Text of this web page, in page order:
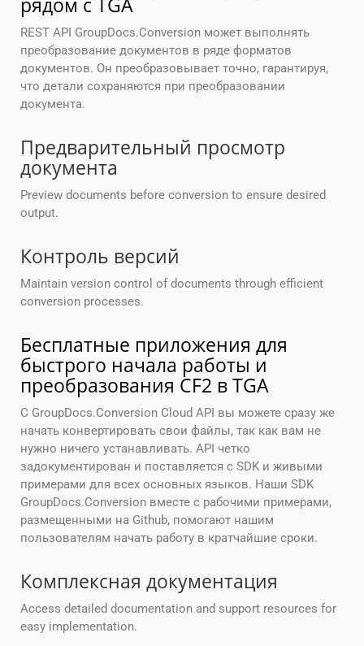
REST API GroupDocs.Conversion может выполнять
преобразование документов в ряде форматов
документов. Он преобразовывает точно, гарантируя,
что детали сохраняются при преобразовании
документа.
Предварительный просмотр
документа
Preview documents before conversion to ensure desired
output.
Контроль версий
Maintain version control of documents through efficient
conversion processes.
Бесплатные приложения для
быстрого начала работы и
преобразования CF2 в TGA
С GroupDocs.Conversion Cloud API вы можете сразу же
начать конвертировать свои файлы, так как вам не
нужно ничего устанавливать. API четко
задокументирован и поставляется с SDK и живыми
примерами для всех основных языков. Наши SDK
GroupDocs.Conversion вместе с рабочими примерами,
размещенными на Github, помогают нашим
пользователям начать работу в кратчайшие сроки.
Комплексная документация
Access detailed documentation and support resources for
easy implementation.